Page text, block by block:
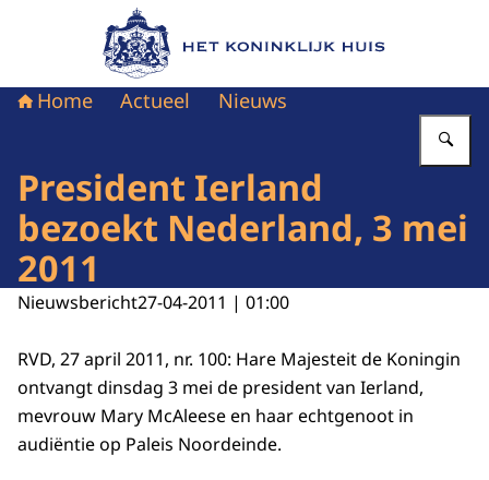
Naar de homepage van Het Koninklijk Huis
Home Actueel Nieuws
President Ierland
bezoekt Nederland, 3 mei
2011
Nieuwsbericht27-04-2011 | 01:00
RVD, 27 april 2011, nr. 100: Hare Majesteit de Koningin
ontvangt dinsdag 3 mei de president van Ierland,
mevrouw Mary McAleese en haar echtgenoot in
audiëntie op Paleis Noordeinde.